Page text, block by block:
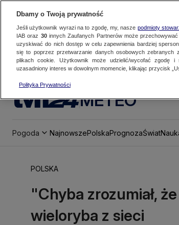
METEO
Pogoda NajnowszePolskaPrognozaŚwiat
POLSKA
"Chyba zrozumiał,
wieloryba z sieci
Dbamy o Twoją prywatność
Jeśli użytkownik wyrazi na to zgodę, my, nasze podmioty
IAB oraz 30innych Zaufanych Partnerów może
uzyskiwać do nich dostęp w celu zapewnienia bardziej
się to poprzez przetwarzanie danych osobowych zebranych
plikach cookie. Użytkownik może udzielić/wycofać zgodę
uzasadniony interes w dowolnym momencie, klikając przycisk
Polityka Prywatności